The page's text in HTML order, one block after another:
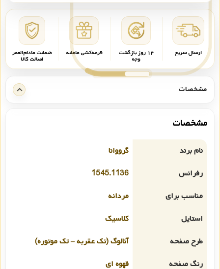
ارسال سریع ۱۴ روز بازگشت
وجه
قرعه‌کشی ماهانه ضمانت مادام‌العمر
اصالت کالا
مشخصات
مشخصات
نام برند
گرووانا
رفرانس
1545.1136
مناسب برای
مردانه
استایل
کلاسیک
طرح صفحه
آنالوگ (تک عقربه – تک موتوره)
رنگ صفحه
قهوه ای